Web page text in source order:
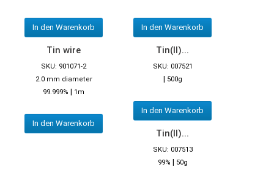
In den Warenkorb In den Warenkorb
Tin wire
SKU: 901071-2
2.0 mm diameter
99.999% | 1m
In den Warenkorb
Tin(II)...
SKU: 007521
| 500g
In den Warenkorb
Tin(II)...
SKU: 007513
99% | 50g